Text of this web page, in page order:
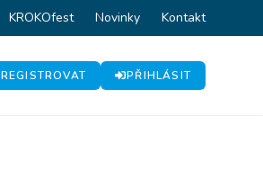
KROKOfest Novinky Kontakt
REGISTROVAT PŘIHLÁSIT